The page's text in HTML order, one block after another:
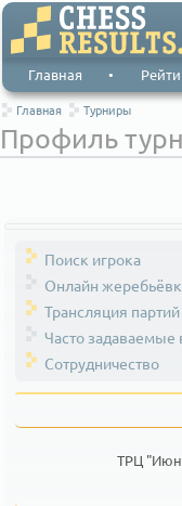
Главная •
Главная Турниры
Профиль
Поиск игрока
Онлайн
Трансляция партий
Часто задаваемые
Сотрудничество
ТРЦ